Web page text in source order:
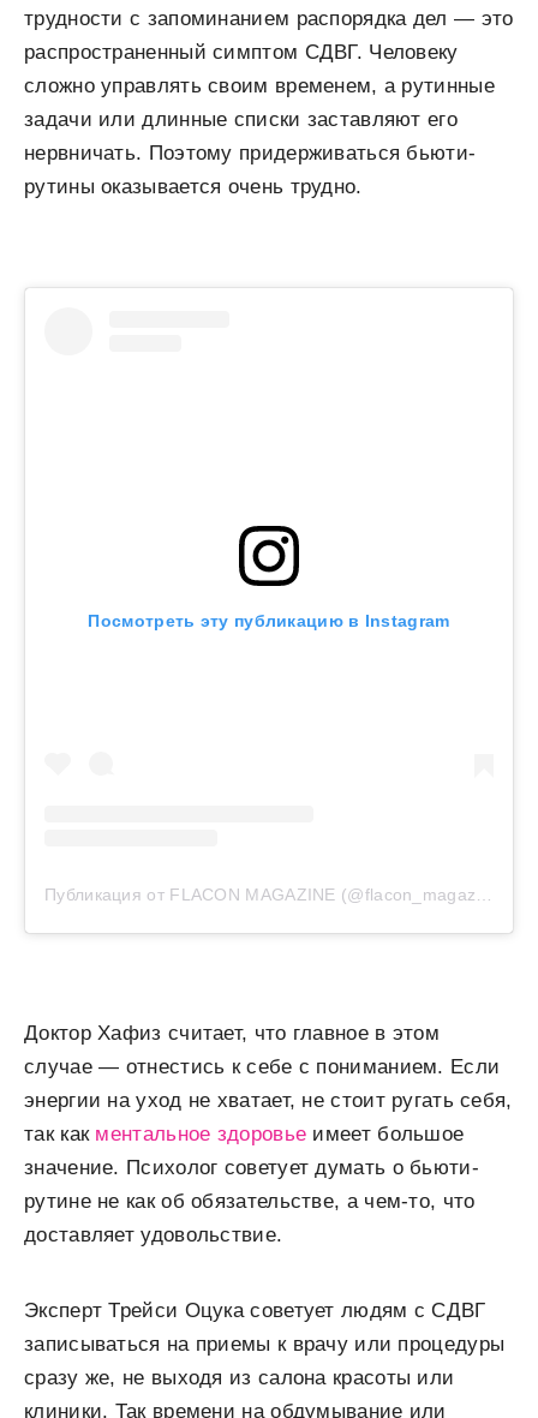
трудности с запоминанием распорядка дел — это
распространенный симптом СДВГ. Человеку
сложно управлять своим временем, а рутинные
задачи или длинные списки заставляют его
нервничать. Поэтому придерживаться бьюти-
рутины оказывается очень трудно.
Посмотреть эту публикацию в Instagram
Доктор Хафиз считает, что главное в этом
случае — отнестись к себе с пониманием. Если
энергии на уход не хватает, не стоит ругать себя,
так как ментальное здоровье имеет большое
значение. Психолог советует думать о бьюти-
рутине не как об обязательстве, а чем-то, что
доставляет удовольствие.
Эксперт Трейси Оцука советует людям с СДВГ
записываться на приемы к врачу или процедуры
сразу же, не выходя из салона красоты или
клиники. Так времени на обдумывание или